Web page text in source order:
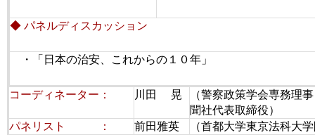
◆ パネルディスカッション
・「日本の治安、これからの１０年」
コーディネーター： 川田 晃
（警察政策学会専務理
聞社代表取締役）
パネリスト ：
前田雅英
（首都大学東京法科大